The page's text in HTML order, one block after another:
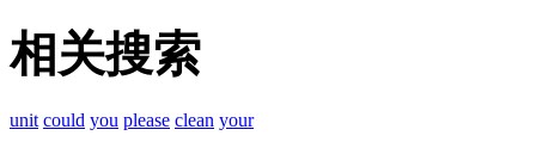
相关搜索
unit could you please clean your